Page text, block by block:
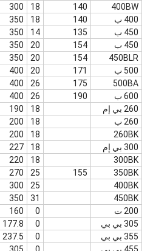
400BW
140
18
300
400 ب
140
18
350
450 ب
135
14
350
450 ب
154
20
350
450BLR
154
20
350
500 ب
171
20
400
500BA
175
26
400
600 ب
190
26
400
260 بي إم
18
190
260 ب
18
200
260BK
18
200
300 بي إم
18
227
300BK
18
220
350BK
155
25
270
400BK
25
300
450BK
31
350
200 ت
0
160
305 بي بي
0
177.8
355 بي بي
0
237.5